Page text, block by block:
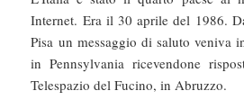
Internet. Era il 30 aprile del 1986.
Pisa un messaggio di saluto veniva
in Pennsylvania ricevendone
Telespazio del Fucino, in Abruzzo.